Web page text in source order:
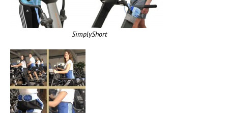
SimplyShort